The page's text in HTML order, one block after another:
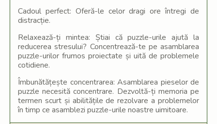
Cadoul perfect: Oferă-le celor dragi ore întregi de
distracție.
Relaxează-ți mintea: Știai că puzzle-urile ajută la
reducerea stresului? Concentrează-te pe asamblarea
puzzle-urilor frumos proiectate și uită de problemele
cotidiene.
Îmbunătățește concentrarea: Asamblarea pieselor de
puzzle necesită concentrare. Dezvoltă-ți memoria pe
termen scurt și abilitățile de rezolvare a problemelor
în timp ce asamblezi puzzle-urile noastre uimitoare.